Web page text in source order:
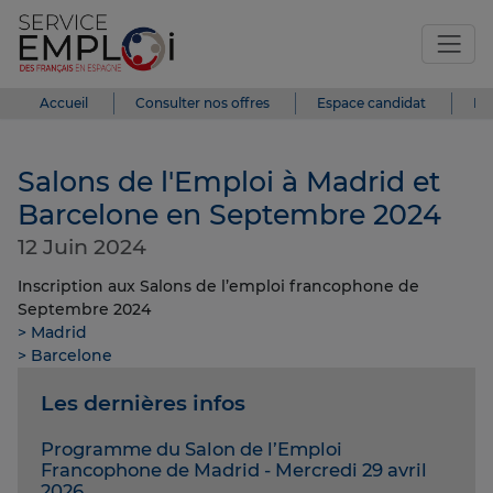
Accueil Consulter nos offres Espace candidat
Salons de l'Emploi à Madrid et
Barcelone en Septembre 2024
12 Juin 2024
Inscription aux Salons de l’emploi francophone de
Septembre 2024
> Madrid
> Barcelone
Les dernières infos
Programme du Salon de l’Emploi
Francophone de Madrid - Mercredi 29 avril